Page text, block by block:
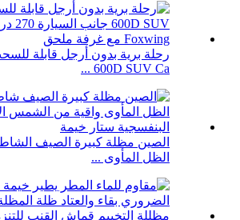
600D SUV Ca ...
الصين مظلة كبيرة الصيف
الظل المأوى ...